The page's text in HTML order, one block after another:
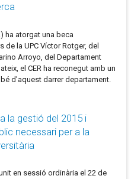
ha atorgat una beca
la UPC Víctor Rotger, del
Arroyo, del Departament
el CER ha reconegut amb un
d'aquest darrer departament.
la gestió del 2015 i
necessari per a la
en sessió ordinària el 22 de